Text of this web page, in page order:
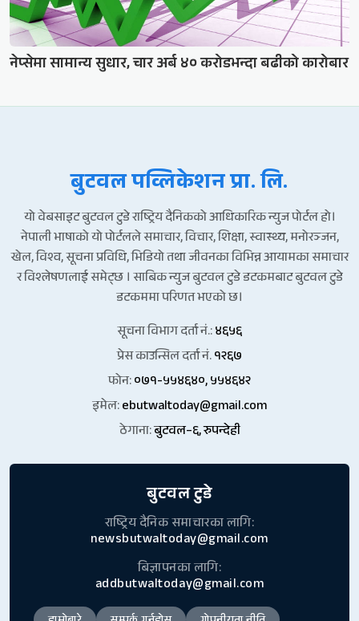
नेप्सेमा सामान्य सुधार, चार अर्ब ४० करोडभन्दा बढीको कारोबार
बुटवल पव्लिकेशन प्रा. लि.
यो वेबसाइट बुटवल टुडे राष्ट्रिय दैनिकको आधिकारिक न्युज पोर्टल हो।
नेपाली भाषाको यो पोर्टलले समाचार, विचार, शिक्षा, स्वास्थ्य, मनोरञ्जन,
खेल, विश्व, सूचना प्रविधि, भिडियो तथा जीवनका विभिन्न आयामका समाचार
र विश्लेषणलाई समेट्छ । साबिक न्युज बुटवल टुडे डटकमबाट बुटवल टुडे
डटकममा परिणत भएको छ।
सूचना विभाग दर्ता नं.:४६५६
प्रेस काउन्सिल दर्ता नं.१२६७
फोन:०७१-५५४६४०, ५५४६४२
इमेल:ebutwaltoday@gmail.com
ठेगाना:बुटवल–६, रुपन्देही
बुटवल टुडे
राष्ट्रिय दैनिक समाचारका लागि:
newsbutwaltoday@gmail.com
बिज्ञापनका लागि:
addbutwaltoday@gmail.com